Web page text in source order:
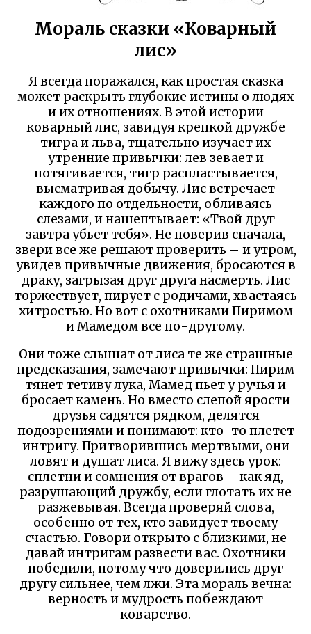
Мораль сказки «Коварный
лис»
Я всегда поражался, как простая сказка
может раскрыть глубокие истины о людях
и их отношениях. В этой истории
коварный лис, завидуя крепкой дружбе
тигра и льва, тщательно изучает их
утренние привычки: лев зевает и
потягивается, тигр распластывается,
высматривая добычу. Лис встречает
каждого по отдельности, обливаясь
слезами, и нашептывает: «Твой друг
завтра убьет тебя». Не поверив сначала,
звери все же решают проверить – и утром,
увидев привычные движения, бросаются в
драку, загрызая друг друга насмерть. Лис
торжествует, пирует с родичами, хвастаясь
хитростью. Но вот с охотниками Пиримом
и Мамедом все по-другому.
Они тоже слышат от лиса те же страшные
предсказания, замечают привычки: Пирим
тянет тетиву лука, Мамед пьет у ручья и
бросает камень. Но вместо слепой ярости
друзья садятся рядком, делятся
подозрениями и понимают: кто-то плетет
интригу. Притворившись мертвыми, они
ловят и душат лиса. Я вижу здесь урок:
сплетни и сомнения от врагов – как яд,
разрушающий дружбу, если глотать их не
разжевывая. Всегда проверяй слова,
особенно от тех, кто завидует твоему
счастью. Говори открыто с близкими, не
давай интригам развести вас. Охотники
победили, потому что доверились друг
другу сильнее, чем лжи. Эта мораль вечна:
верность и мудрость побеждают
коварство.